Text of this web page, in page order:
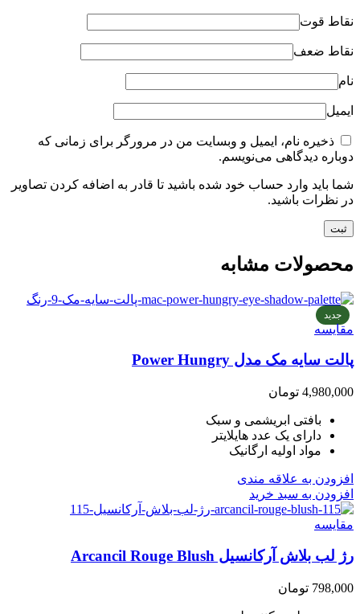
نقاط قوت
نقاط ضعف
نام
ایمیل
ذخیره نام، ایمیل و وبسایت من در مرورگر برای زمانی که
دوباره دیدگاهی می‌نویسم.
شما باید وارد حساب خود شده باشید تا قادر به اضافه کردن تصاویر
در نظرات باشید.
محصولات مشابه
جدید
مقایسه
پالت سایه مک مدل Power Hungry
4,980,000 تومان
بافتی ابریشمی و سبک
دارای یک عدد هایلایتر
مواد اولیه ارگانیک
افزودن به علاقه مندی
افزودن به سبد خرید
مقایسه
رژ لب بلاش آرکانسیل Arcancil Rouge Blush
798,000 تومان